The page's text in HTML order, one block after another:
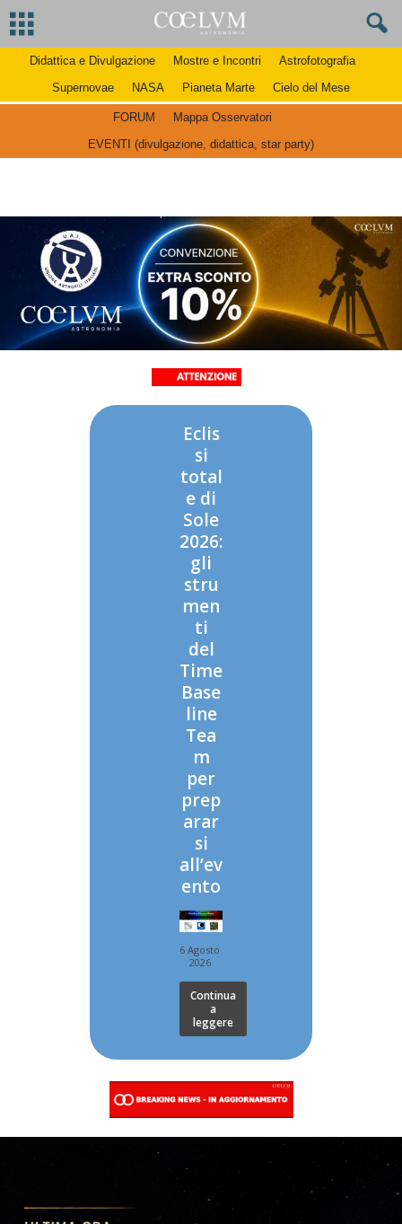
Didattica e Divulgazione Mostre e Incontri
Astrofotografia
Supernovae
NASA Pianeta Marte Cielo del Mese
FORUM
Mappa Osservatori
EVENTI (divulgazione, didattica, star party)
Eclis
si
total
e di
Sole
2026:
gli
stru
men
ti
del
Time
Base
line
Tea
m
per
prep
arar
si
all’ev
ento
6 Agosto
2026
Continua
a
leggere